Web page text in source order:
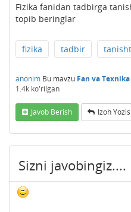
Fizika fanidan tadbirga
topib beringlar
fizika tadbir
anonim Bu mavzu Fan va Texnika
1.4k ko'rilgan
Javob Berish Izoh
Sizni javobingiz....